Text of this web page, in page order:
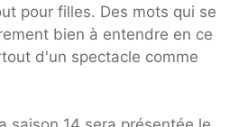
pour filles. Des mots qui se
bien à entendre en ce
d'un spectacle comme